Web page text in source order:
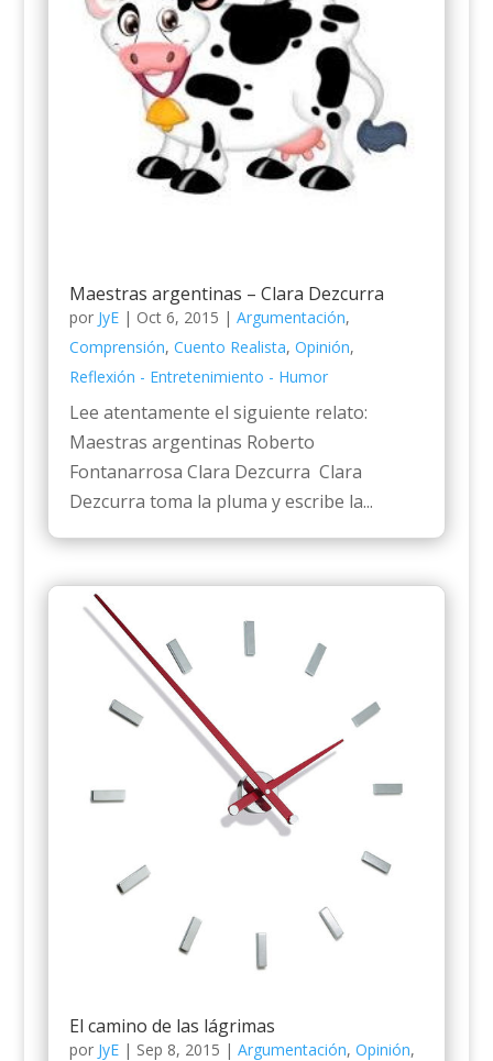
Maestras argentinas – Clara Dezcurra
por JyE| Oct 6, 2015 | Argumentación,
Comprensión, Cuento Realista, Opinión,
Reflexión - Entretenimiento - Humor
Lee atentamente el siguiente relato:
Maestras argentinas Roberto
Fontanarrosa Clara Dezcurra Clara
Dezcurra toma la pluma y escribe la...
El camino de las lágrimas
por JyE| Sep 8, 2015 | Argumentación, Opinión,